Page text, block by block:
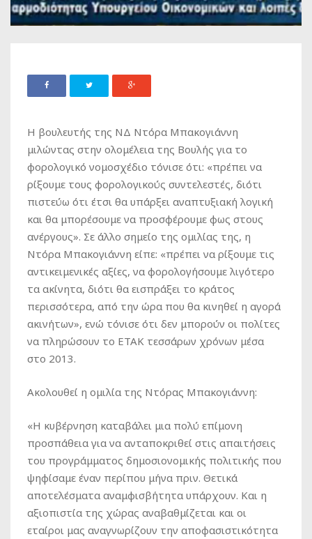
Η βουλευτής της ΝΔ Ντόρα Μπακογιάννη
μιλώντας στην ολομέλεια της Bουλής για το
φορολογικό νομοσχέδιο τόνισε ότι: «πρέπει να
ρίξουμε τους φορολογικούς συντελεστές, διότι
πιστεύω ότι έτσι θα υπάρξει αναπτυξιακή λογική
και θα μπορέσουμε να προσφέρουμε φως στους
ανέργους». Σε άλλο σημείο της ομιλίας της, η
Ντόρα Μπακογιάννη είπε: «πρέπει να ρίξουμε τις
αντικειμενικές αξίες, να φορολογήσουμε λιγότερο
τα ακίνητα, διότι θα εισπράξει το κράτος
περισσότερα, από την ώρα που θα κινηθεί η αγορά
ακινήτων», ενώ τόνισε ότι δεν μπορούν οι πολίτες
να πληρώσουν το ΕΤΑΚ τεσσάρων χρόνων μέσα
στο 2013.
Ακολουθεί η ομιλία της Ντόρας Μπακογιάννη:
«Η κυβέρνηση καταβάλει μια πολύ επίμονη
προσπάθεια για να ανταποκριθεί στις απαιτήσεις
του προγράμματος δημοσιονομικής πολιτικής που
ψηφίσαμε έναν περίπου μήνα πριν. Θετικά
αποτελέσματα αναμφισβήτητα υπάρχουν. Και η
αξιοπιστία της χώρας αναβαθμίζεται και οι
εταίροι μας αναγνωρίζουν την αποφασιστικότητα